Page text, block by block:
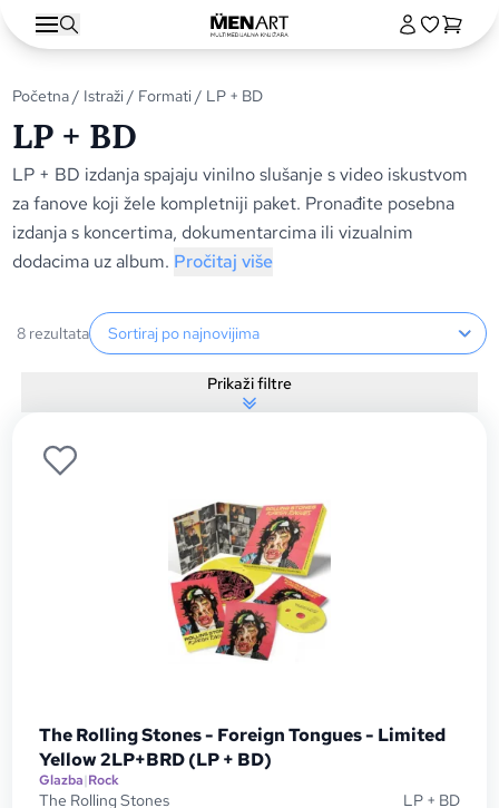
Početna/ Istraži/ Formati/ LP + BD
LP + BD
LP + BD izdanja spajaju vinilno slušanje s video iskustvom
za fanove koji žele kompletniji paket. Pronađite posebna
izdanja s koncertima, dokumentarcima ili vizualnim
dodacima uz album. Pročitaj više
8 rezultataSortiranje proizvoda
Prikaži filtre
The Rolling Stones - Foreign Tongues - Limited
Yellow 2LP+BRD (LP + BD)
Glazba|Rock
The Rolling Stones
LP + BD